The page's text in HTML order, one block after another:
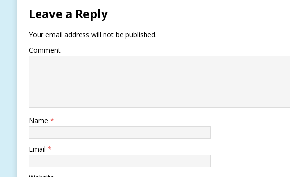
Leave a Reply
Your email address will not be published.
Comment
Name *
Email *